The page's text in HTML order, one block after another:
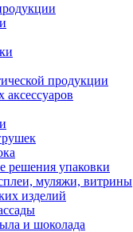
продукции
решения упаковки
муляжи, витрины
изделий
и шоколада